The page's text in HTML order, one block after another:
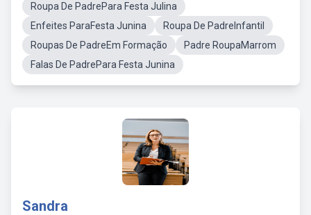
Roupa De PadrePara Festa Julina
Enfeites ParaFesta Junina
Roupa De PadreInfantil
Roupas De PadreEm Formação
Padre RoupaMarrom
Falas De PadrePara Festa Junina
Sandra